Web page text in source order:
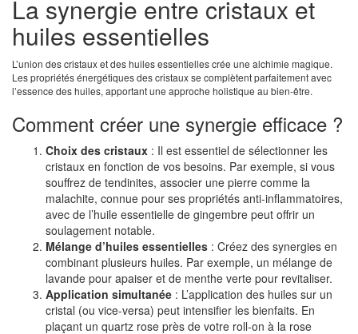
La synergie entre cristaux et
huiles essentielles
L’union des cristaux et des huiles essentielles crée une alchimie magique.
Les propriétés énergétiques des cristaux se complètent parfaitement avec
l’essence des huiles, apportant une approche holistique au bien-être.
Comment créer une synergie efficace ?
Choix des cristaux : Il est essentiel de sélectionner les
cristaux en fonction de vos besoins. Par exemple, si vous
souffrez de tendinites, associer une pierre comme la
malachite, connue pour ses propriétés anti-inflammatoires,
avec de l’huile essentielle de gingembre peut offrir un
soulagement notable.
Mélange d’huiles essentielles : Créez des synergies en
combinant plusieurs huiles. Par exemple, un mélange de
lavande pour apaiser et de menthe verte pour revitaliser.
Application simultanée : L’application des huiles sur un
cristal (ou vice-versa) peut intensifier les bienfaits. En
plaçant un quartz rose près de votre roll-on à la rose